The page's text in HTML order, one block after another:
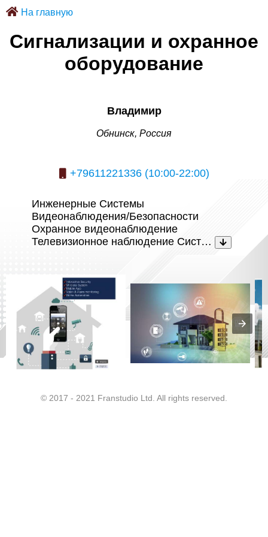
На главную
Сигнализации и охранное
оборудование
Владимир
Обнинск, Россия
+79611221336 (10:00-22:00)
Инженерные Системы
Видеонаблюдения/Безопасности
Охранное видеонаблюдение
Телевизионное наблюдение Сист…
© 2017 - 2021 Franstudio Ltd. All rights reserved.